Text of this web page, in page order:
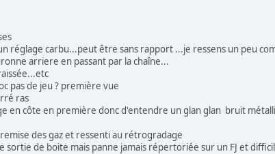
réglage carbu...peut être sans rapport ...je ressens un peu
arriere en passant par la chaîne...
pas de jeu ? première vue
ras
en côte en première donc d'entendre un glan glan bruit
des gaz et ressenti au rétrogradage
sortie de boite mais panne jamais répertoriée sur un FJ et